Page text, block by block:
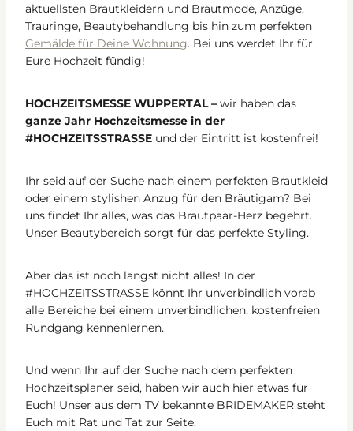
aktuellsten Brautkleidern und Brautmode, Anzüge,
Trauringe, Beautybehandlung bis hin zum perfekten
Gemälde für Deine Wohnung. Bei uns werdet Ihr für
Eure Hochzeit fündig!
HOCHZEITSMESSE WUPPERTAL – wir haben das
ganze Jahr Hochzeitsmesse in der
#HOCHZEITSSTRASSE und der Eintritt ist kostenfrei!
Ihr seid auf der Suche nach einem perfekten Brautkleid
oder einem stylishen Anzug für den Bräutigam? Bei
uns findet Ihr alles, was das Brautpaar-Herz begehrt.
Unser Beautybereich sorgt für das perfekte Styling.
Aber das ist noch längst nicht alles! In der
#HOCHZEITSSTRASSE könnt Ihr unverbindlich vorab
alle Bereiche bei einem unverbindlichen, kostenfreien
Rundgang kennenlernen.
Und wenn Ihr auf der Suche nach dem perfekten
Hochzeitsplaner seid, haben wir auch hier etwas für
Euch! Unser aus dem TV bekannte BRIDEMAKER steht
Euch mit Rat und Tat zur Seite.